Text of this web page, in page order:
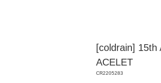
[coldrain] 15th
ACELET
CR2205283